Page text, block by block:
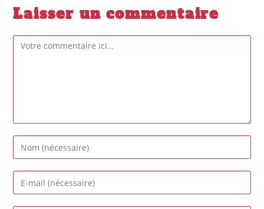
Laisser un commentaire